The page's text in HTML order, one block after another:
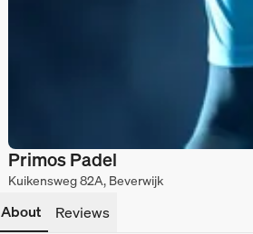
Primos Padel
Kuikensweg 82A, Beverwijk
About
Reviews